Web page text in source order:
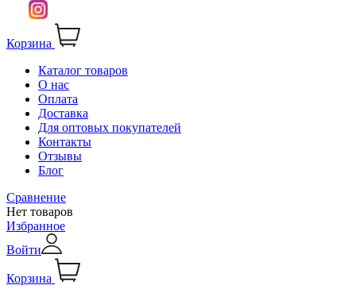
Корзина
Каталог товаров
О нас
Оплата
Доставка
Для оптовых покупателей
Контакты
Отзывы
Блог
Сравнение
Нет товаров
Избранное
Войти
Корзина